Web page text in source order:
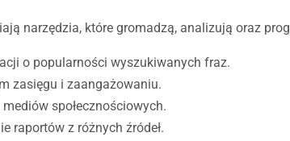
narzędzia, które gromadzą, analizują oraz
o popularności wyszukiwanych fraz.
zasięgu i zaangażowaniu.
społecznościowych.
raportów z różnych źródeł.